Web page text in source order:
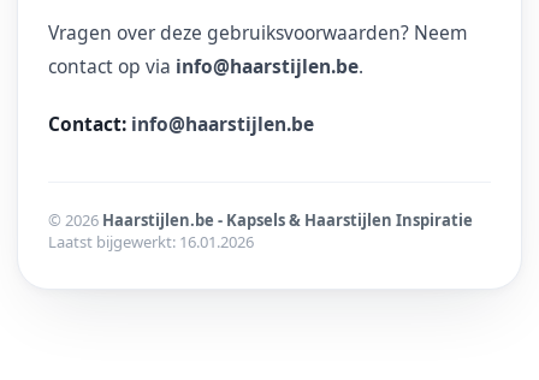
Vragen over deze gebruiksvoorwaarden? Neem
contact op via info@haarstijlen.be.
Contact: info@haarstijlen.be
© 2026 Haarstijlen.be - Kapsels & Haarstijlen Inspiratie
Laatst bijgewerkt: 16.01.2026